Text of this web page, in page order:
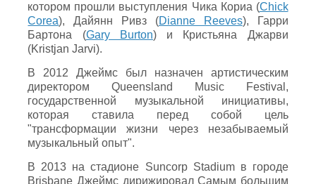
котором прошли выступления Чика Кориа (Chick
Corea), Дайянн Ривз (Dianne Reeves), Гарри
Бартона (Gary Burton) и Кристьяна Джарви
(Kristjan Jarvi).
В 2012 Джеймс был назначен артистическим
директором Queensland Music Festival,
государственной музыкальной инициативы,
которая ставила перед собой цель
"трансформации жизни через незабываемый
музыкальный опыт".
В 2013 на стадионе Suncorp Stadium в городе
Brisbane Джеймс дирижировал Самым большим